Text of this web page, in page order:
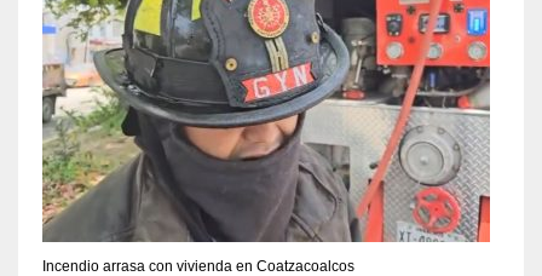
Incendio arrasa con vivienda en Coatzacoalcos